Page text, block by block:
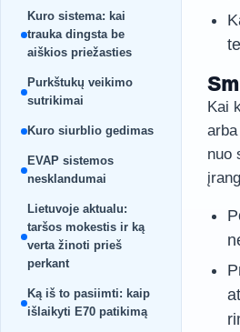
Kuro sistema: kai
trauka dingsta be
aiškios priežasties
Purkštukų veikimo
sutrikimai
Kuro siurblio gedimas
EVAP sistemos
nesklandumai
Lietuvoje aktualu:
taršos mokestis ir ką
verta žinoti prieš
perkant
Ką iš to pasiimti: kaip
išlaikyti E70 patikimą
Kai
nuo